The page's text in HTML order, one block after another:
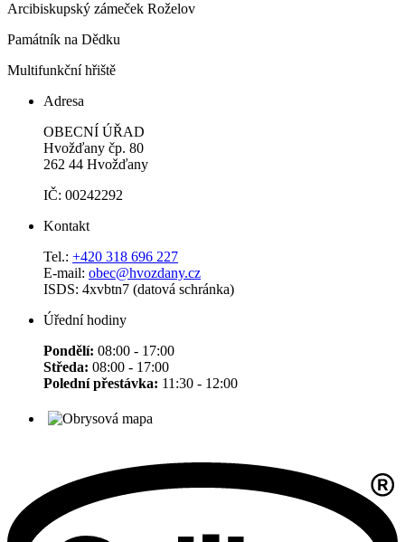
Arcibiskupský zámeček Roželov
Památník na Dědku
Multifunkční hřiště
Adresa
OBECNÍ ÚŘAD
Hvožďany čp. 80
262 44 Hvožďany
IČ: 00242292
Kontakt
Tel.: +420 318 696 227
E-mail: obec@hvozdany.cz
ISDS: 4xvbtn7 (datová schránka)
Úřední hodiny
Pondělí: 08:00 - 17:00
Středa: 08:00 - 17:00
Polední přestávka: 11:30 - 12:00